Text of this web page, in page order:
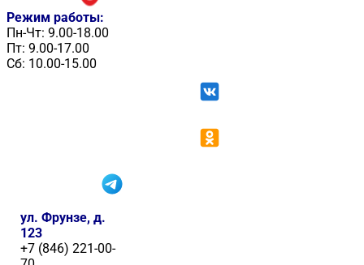
Режим работы:
Пн-Чт: 9.00-18.00
Пт: 9.00-17.00
Сб: 10.00-15.00
ул. Фрунзе, д.
123
+7 (846) 221-00-